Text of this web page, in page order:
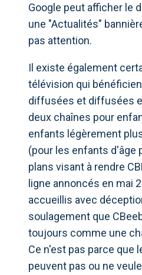
Google peut afficher le
une "Actualités"
pas attention.
Il existe également
télévision qui
diffusées et diffusées
deux chaînes pour
enfants légèrement
(pour les enfants d'âge
plans visant à rendre
ligne annoncés en mai
accueillis avec
soulagement que
toujours comme une
Ce n'est pas parce que
peuvent pas ou ne